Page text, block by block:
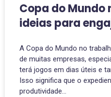
Copa do Mundo
ideias para
A Copa do Mundo no
de muitas empresas,
terá jogos em dias úteis e
Isso significa que o
produtividade…